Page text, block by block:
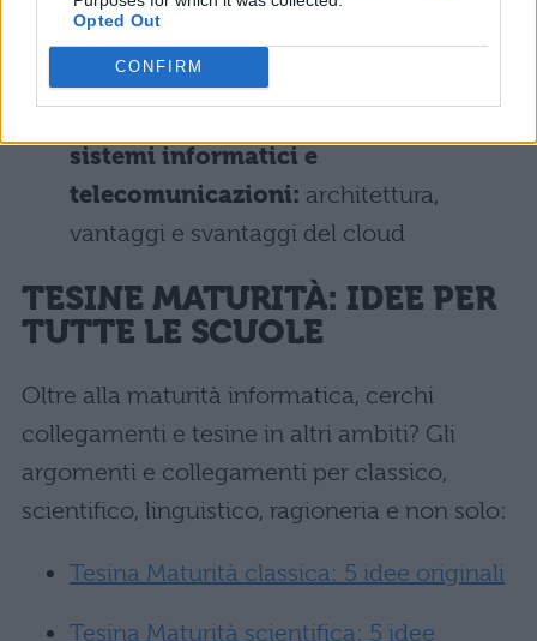
Opted Out
CONFIRM
Collegamenti matematica:
distribuito
sistemi informatici e
telecomunicazioni: architettura,
vantaggi e svantaggi del cloud
TESINE MATURITÀ: IDEE PER
TUTTE LE SCUOLE
Oltre alla maturità informatica, cerchi
collegamenti e tesine in altri ambiti? Gli
argomenti e collegamenti per classico,
scientifico, linguistico, ragioneria e non solo:
Tesina Maturità classica: 5 idee originali
Tesina Maturità scientifica: 5 idee